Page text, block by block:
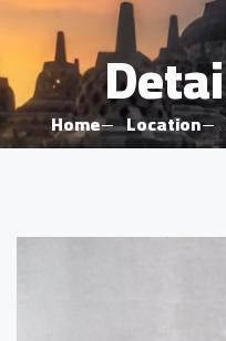
Home Location